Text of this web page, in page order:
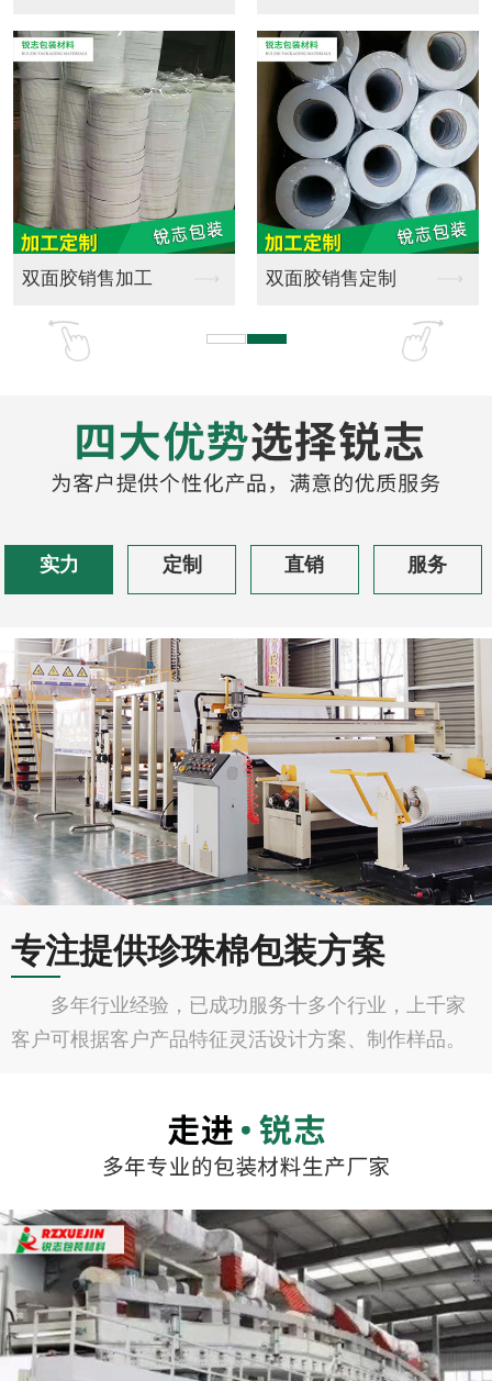
珍珠棉材料销售
实力 定制 直销 服务
专注提供珍珠棉包装方案
多年行业经验，已成功服务十多个行业，上千家
客户可根据客户产品特征灵活设计方案、制作样品。